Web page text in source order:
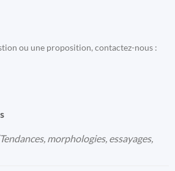
ou une proposition, contactez-nous :
morphologies, essayages,